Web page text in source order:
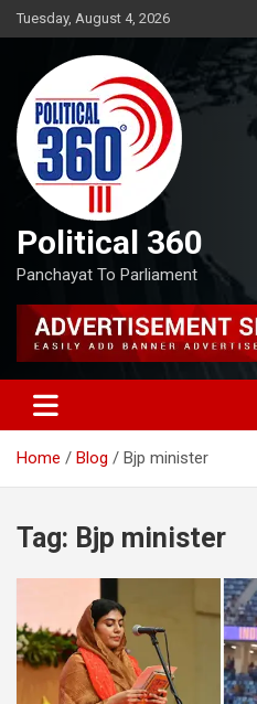
Skip
to
Tuesday, August 4, 2026
Political 360
Panchayat To Parliament
Home Blog Bjp minister
Tag: Bjp minister